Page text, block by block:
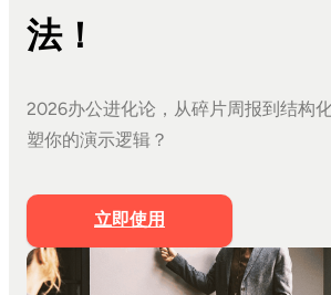
AI一键生成PPT
文档生成PPT
Markdown生成PPT
文件转PPT
法！
2026办公进化论，从碎片周报到结构
塑你的演示逻辑？
立即使用